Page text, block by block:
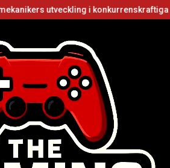
utveckling i konkurrenskraftiga